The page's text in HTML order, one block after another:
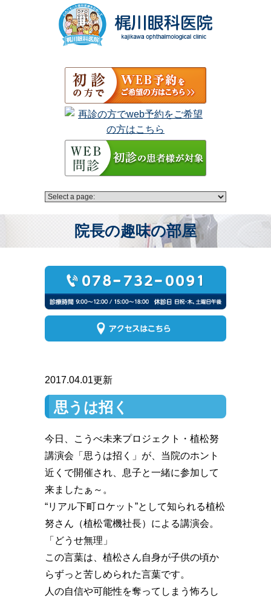
院長の趣味の部屋
2017.04.01更新
思うは招く
今日、こうべ未来プロジェクト・植松努
講演会「思うは招く」が、当院のホント
近くで開催され、息子と一緒に参加して
来ましたぁ～。
“リアル下町ロケット”として知られる植松
努さん（植松電機社長）による講演会。
「どうせ無理」
この言葉は、植松さん自身が子供の頃か
らずっと苦しめられた言葉です。
人の自信や可能性を奪ってしまう怖ろし